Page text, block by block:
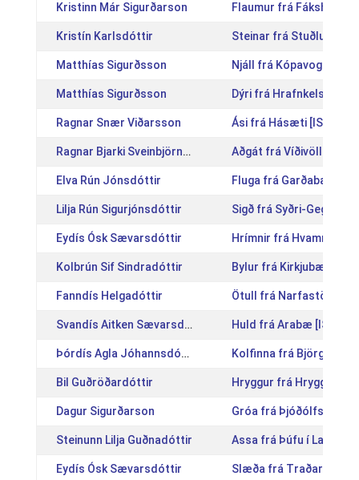
Kristinn Már Sigurðarson Flaumur frá Fákshólum
Kristín Karlsdóttir Steinar frá Stuðlum
Matthías Sigurðsson Njáll frá Kópavogi
Matthías Sigurðsson Dýri frá
Ragnar Snær Viðarsson Ási frá Hásæti
Ragnar Bjarki Sveinbjörnsson Aðgát frá Víðivöllum
Elva Rún Jónsdóttir Fluga frá Garðabæ
Lilja Rún Sigurjónsdóttir Sigð frá Syðri-
Eydís Ósk Sævarsdóttir Hrímnir frá Hvammi 2
Kolbrún Sif Sindradóttir Bylur frá Kirkjubæ
Fanndís Helgadóttir Ötull frá Narfastöðum
Svandís Aitken Sævarsdóttir Huld frá Arabæ
Þórdís Agla Jóhannsdóttir Kolfinna frá Björgum
Bil Guðröðardóttir Hryggur frá Hryggstekk
Dagur Sigurðarson Gróa frá Þjóðólfshaga
Steinunn Lilja Guðnadóttir Assa frá Þúfu í
Eydís Ósk Sævarsdóttir Slæða frá Traðarholti